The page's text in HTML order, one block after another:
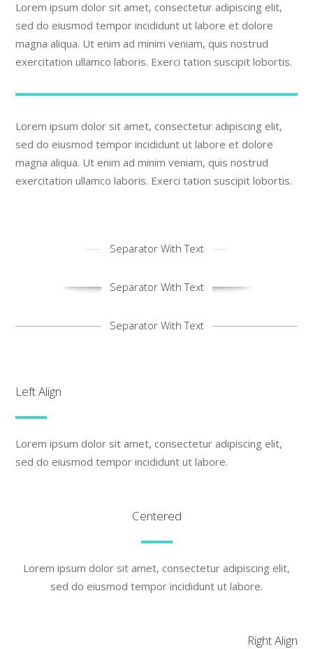
Lorem ipsum dolor sit amet, consectetur adipiscing elit,
sed do eiusmod tempor incididunt ut labore et dolore
magna aliqua. Ut enim ad minim veniam, quis nostrud
exercitation ullamco laboris. Exerci tation suscipit lobortis.
Lorem ipsum dolor sit amet, consectetur adipiscing elit,
sed do eiusmod tempor incididunt ut labore et dolore
magna aliqua. Ut enim ad minim veniam, quis nostrud
exercitation ullamco laboris. Exerci tation suscipit lobortis.
Separator With Text
Separator With Text
Separator With Text
Left Align
Lorem ipsum dolor sit amet, consectetur adipiscing elit,
sed do eiusmod tempor incididunt ut labore.
Centered
Lorem ipsum dolor sit amet, consectetur adipiscing elit,
sed do eiusmod tempor incididunt ut labore.
Right Align